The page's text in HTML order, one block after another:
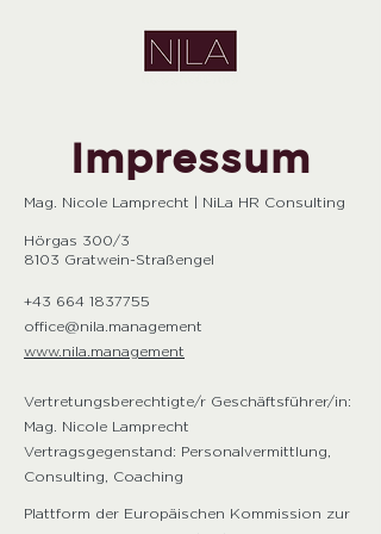
Impressum
Mag. Nicole Lamprecht | NiLa HR Consulting
Hörgas 300/3
8103 Gratwein-Straßengel
+43 664 1837755
office@nila.management
www.nila.management
Vertretungsberechtigte/r Geschäftsführer/in:
Mag. Nicole Lamprecht
Vertragsgegenstand: Personalvermittlung,
Consulting, Coaching
Plattform der Europäischen Kommission zur